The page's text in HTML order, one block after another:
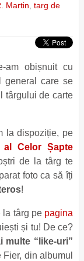
Martin targ de
am obișnuit cu
general care se
târgului de carte
la dispoziție, pe
Celor Șapte
de la târg te
foto ca să îți
!
la târg pe pagina
și tu! De ce?
multe “like-uri”
din albumul